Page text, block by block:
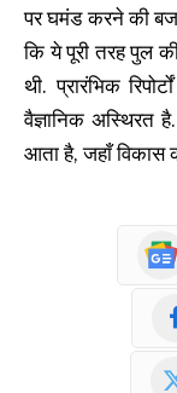
पर घमंड करने की
कि ये पूरी तरह पुल
थी. प्रारंभिक
वैज्ञानिक अस्थिरत
आता है, जहाँ विकास